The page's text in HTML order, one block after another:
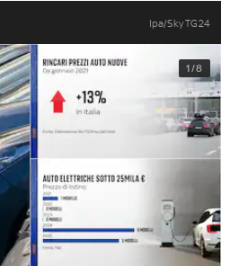
Ipa/Sky TG24
1/8